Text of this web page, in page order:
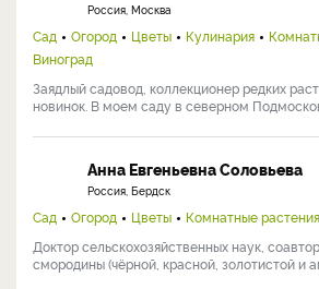
Россия, Москва
Сад Огород Цветы Кулинария
Виноград
Заядлый садовод, коллекционер редких
новинок. В моем саду в северном
Анна Евгеньевна Соловьева
Россия, Бердск
Сад Огород Цветы Комнатные растения
Доктор сельскохозяйственных наук,
смородины (чёрной, красной, золотистой и